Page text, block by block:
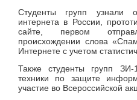
Студенты групп узнали
интернета в России,
сайте, первом
происхождении слова
Интернете с учетом
Также студенты групп
техники по защите
участие во Всероссийской